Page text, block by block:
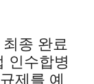
최종 완료
인수합병
제를 예